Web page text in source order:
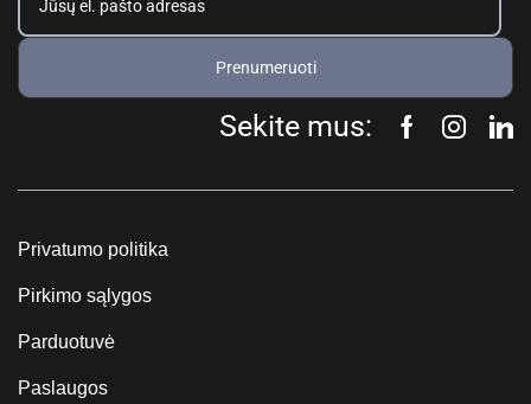
Prenumeruoti
Sekite mus:
Privatumo politika
Pirkimo sąlygos
Parduotuvė
Paslaugos